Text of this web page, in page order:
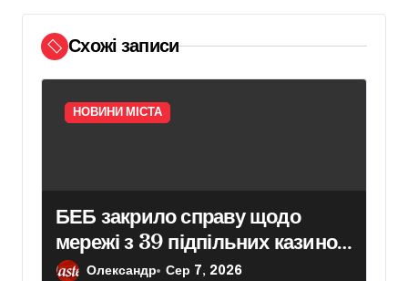
и
с
і
в
Схожі записи
НОВИНИ МІСТА
БЕБ закрило справу щодо
мережі з 39 підпільних казино
в Києві
Олександр Сер 7, 2026